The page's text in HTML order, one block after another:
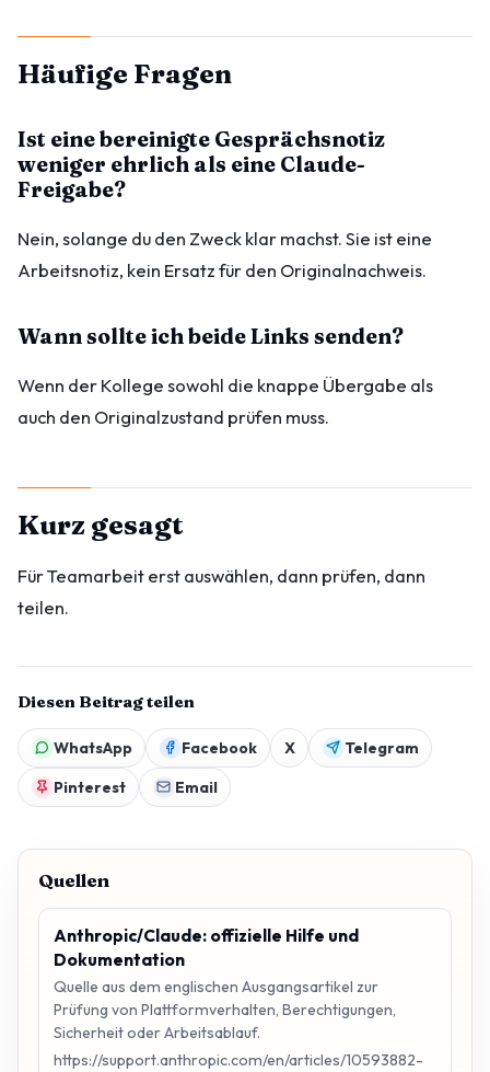
Häufige Fragen
Ist eine bereinigte Gesprächsnotiz
weniger ehrlich als eine Claude-
Freigabe?
Nein, solange du den Zweck klar machst. Sie ist eine
Arbeitsnotiz, kein Ersatz für den Originalnachweis.
Wann sollte ich beide Links senden?
Wenn der Kollege sowohl die knappe Übergabe als
auch den Originalzustand prüfen muss.
Kurz gesagt
Für Teamarbeit erst auswählen, dann prüfen, dann
teilen.
Diesen Beitrag teilen
WhatsApp Facebook X
Telegram
Pinterest
Email
Quellen
Anthropic/Claude: offizielle Hilfe und
Dokumentation
Quelle aus dem englischen Ausgangsartikel zur
Prüfung von Plattformverhalten, Berechtigungen,
Sicherheit oder Arbeitsablauf.
https://support.anthropic.com/en/articles/10593882-